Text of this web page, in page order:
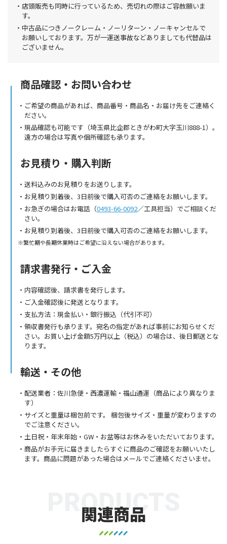
店頭販売も同時に行っているため、売切れの際はご容赦願いま
す。
中古品につきノークレーム・ノーリターン・ノーキャンセルで
お願いしております。万が一運送事故などありましても代替品は
ございません。
商品確認・お問い合わせ
ご希望の商品があれば、商品番号・商品名・お届け先をご連絡く
ださい。
現品確認も可能です（埼玉県比企郡ときがわ町大字玉川888-1）。
遠方の場合は写真や個所確認も承ります。
お見積り・購入判断
送料込みのお見積りをお送りします。
お見積り到着後、3日前後で購入可否のご連絡をお願いします。
お急ぎの場合はお電話（0493-66-0092／工具担当）でご相談くだ
さい。
お見積り到着後、3日前後で購入可否のご連絡をお願いします。
繁忙期や長期休業時はご希望に沿えない場合があります。
請求書発行・ご入金
内容確認後、請求書を発行します。
ご入金確認後に発送となります。
支払方法：現金払い・銀行振込（代引不可）
領収書発行も承ります。宛名の指定があれば事前にお知らせくだ
さい。お買い上げ金額5万円以上（税込）の場合は、後日郵送とな
ります。
輸送・その他
配送業者：佐川急便・西濃運輸・福山通運（商品により異なりま
す）
サイズと重量は梱包前です。 梱包後サイズ・重量が変わりますの
でご注意ください。
土日祝・年末年始・GW・お盆等はお休みをいただいております。
商品がお手元に届きましたらすぐに商品のご確認をお願いいたし
ます。商品に問題があった場合はメールでご連絡くださいませ。
関連商品
PRODUCTS